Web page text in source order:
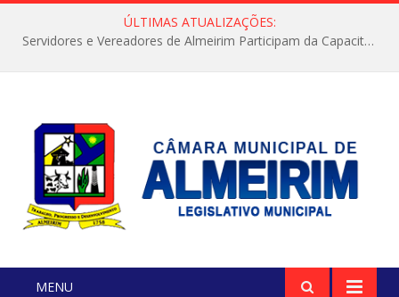
ÚLTIMAS ATUALIZAÇÕES:
Servidores e Vereadores de Almeirim Participam da Capacitação “Orientar é a Nossa Missão”
MENU